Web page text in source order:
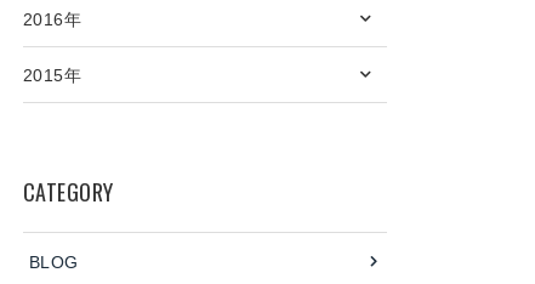
2016年
2015年
CATEGORY
BLOG